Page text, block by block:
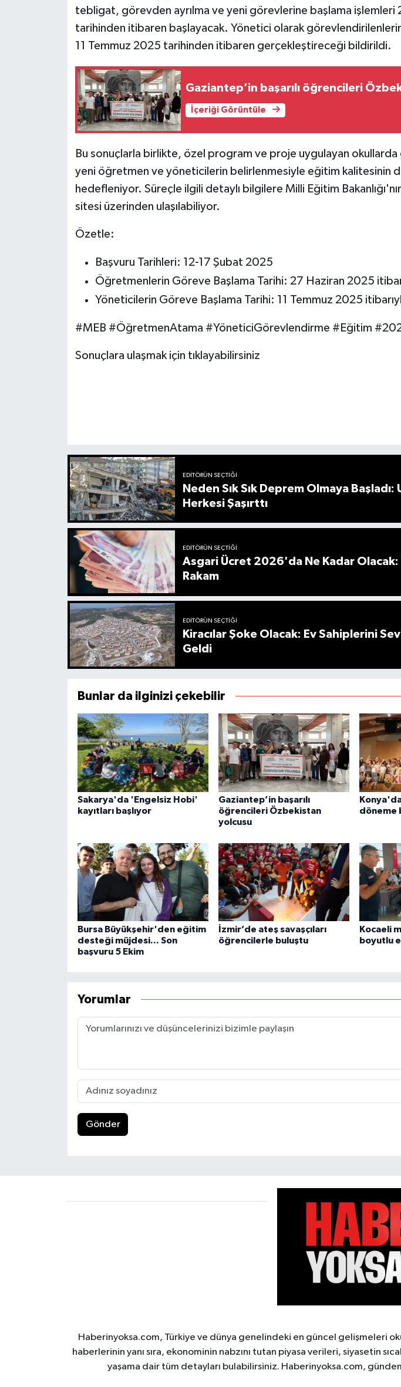
tebligat, görevden ayrılma ve yeni görevlerine başlama işlemleri
tarihinden itibaren başlayacak. Yönetici olarak
11 Temmuz 2025 tarihinden itibaren gerçekleştireceği bildirildi.
Gaziantep’in başarılı öğrencileri
İçeriği Görüntüle
Bu sonuçlarla birlikte, özel program ve proje uygulayan
yeni öğretmen ve yöneticilerin belirlenmesiyle eğitim kalitesinin
hedefleniyor. Süreçle ilgili detaylı bilgilere Milli Eğitim
sitesi üzerinden ulaşılabiliyor.
Özetle:
Başvuru Tarihleri: 12-17 Şubat 2025
Öğretmenlerin Göreve Başlama Tarihi: 27 Haziran 2025
Yöneticilerin Göreve Başlama Tarihi: 11 Temmuz 2025
#MEB #ÖğretmenAtama #YöneticiGörevlendirme #Eğitim
Sonuçlara ulaşmak için tıklayabilirsiniz
EDITÖRÜN SEÇTIĞI
Neden Sık Sık Deprem Olmaya Başladı:
Herkesi Şaşırttı
EDITÖRÜN SEÇTIĞI
Asgari Ücret 2026'da Ne Kadar Olacak:
Rakam
EDITÖRÜN SEÇTIĞI
Kiracılar Şoke Olacak: Ev Sahiplerini
Geldi
Bunlar da ilginizi çekebilir
Sakarya'da 'Engelsiz Hobi'
kayıtları başlıyor
Gaziantep’in başarılı
öğrencileri Özbekistan
yolcusu
döneme
Bursa Büyükşehir'den eğitim
desteği müjdesi... Son
başvuru 5 Ekim
İzmir’de ateş savaşçıları
öğrencilerle buluştu
Kocaeli
boyutlu
Yorumlar
Gönder
Haberinyoksa.com, Türkiye ve dünya genelindeki en güncel gelişmeleri
haberlerinin yanı sıra, ekonominin nabzını tutan piyasa verileri, siyasetin
yaşama dair tüm detayları bulabilirsiniz. Haberinyoksa.com,